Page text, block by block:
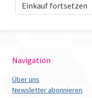
Einkauf fortsetzen
Navigation
Über uns
Newsletter abonnieren